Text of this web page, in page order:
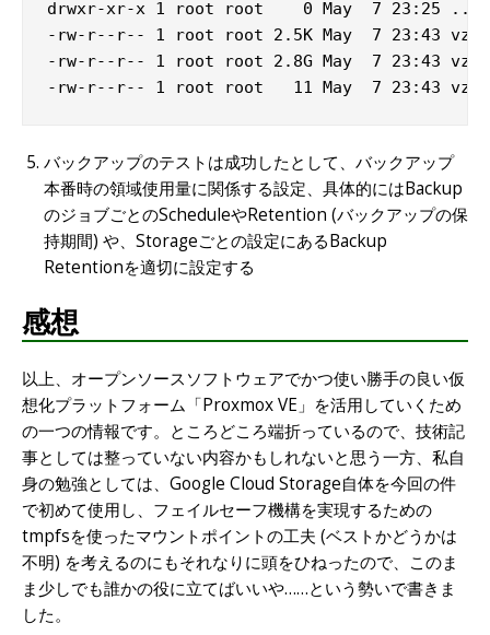
drwxr-xr-x 1 root root    0 May  7 23:25 ..
-rw-r--r-- 1 root root 2.5K May  7 23:43
-rw-r--r-- 1 root root 2.8G May  7 23:43
-rw-r--r-- 1 root root   11 May  7 23:43
バックアップのテストは成功したとして、バックアップ
本番時の領域使用量に関係する設定、具体的にはBackup
のジョブごとのScheduleやRetention (バックアップの保
持期間) や、Storageごとの設定にあるBackup
Retentionを適切に設定する
感想
以上、オープンソースソフトウェアでかつ使い勝手の良い仮
想化プラットフォーム「Proxmox VE」を活用していくため
の一つの情報です。ところどころ端折っているので、技術記
事としては整っていない内容かもしれないと思う一方、私自
身の勉強としては、Google Cloud Storage自体を今回の件
で初めて使用し、フェイルセーフ機構を実現するための
tmpfsを使ったマウントポイントの工夫 (ベストかどうかは
不明) を考えるのにもそれなりに頭をひねったので、このま
ま少しでも誰かの役に立てばいいや……という勢いで書きま
した。